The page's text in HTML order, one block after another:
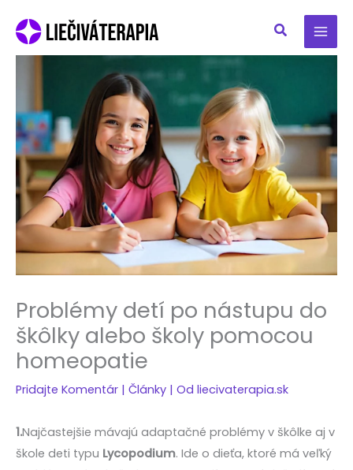
obsah
Problémy detí po nástupu do
škôlky alebo školy pomocou
homeopatie
Pridajte Komentár | Články | Od liecivaterapia.sk
1.Najčastejšie mávajú adaptačné problémy v škôlke aj v
škole deti typu Lycopodium. Ide o dieťa, ktoré má veľký